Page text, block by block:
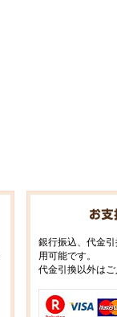
銀行振込、代金
用可能です。
代金引換以外は